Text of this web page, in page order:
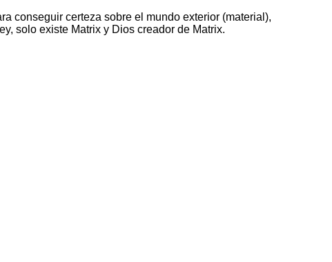
conseguir certeza sobre el mundo exterior (material),
solo existe Matrix y Dios creador de Matrix.